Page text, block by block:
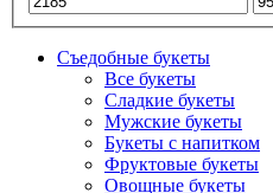
Съедобные букеты
Все букеты
Сладкие букеты
Мужские букеты
Букеты с напитком
Фруктовые букеты
Овощные букеты